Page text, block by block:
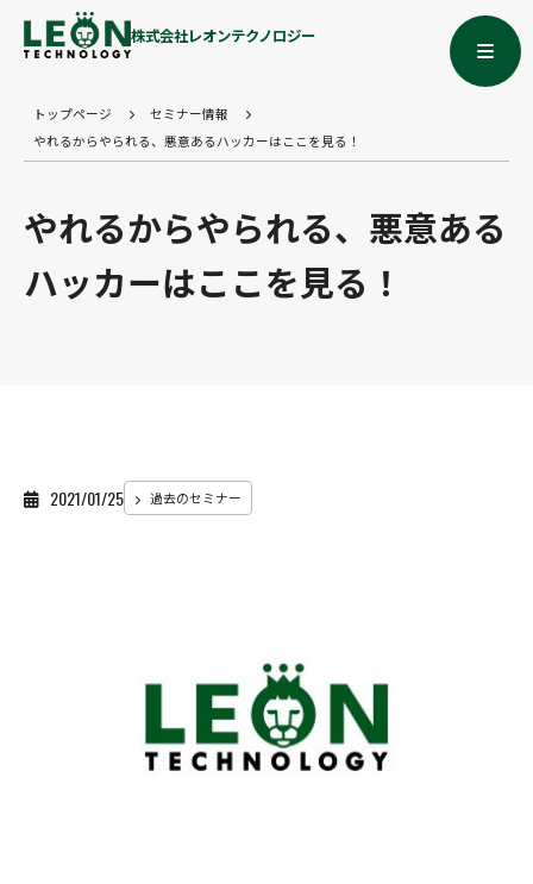
株式会社レオンテクノロジー
トップページ
セミナー情報
やれるからやられる、悪意あるハッカーはここを見る！
やれるからやられる、悪意ある
ハッカーはここを見る！
2021/01/25 過去のセミナー